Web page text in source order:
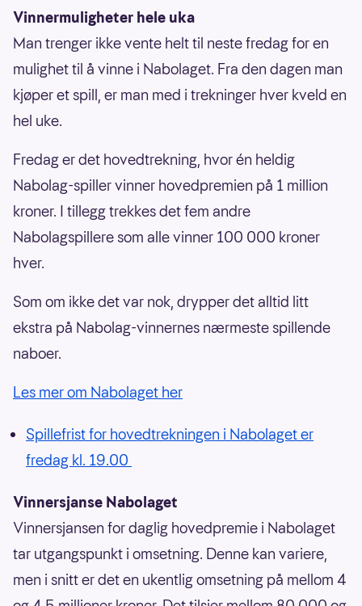
Vinnermuligheter hele uka
Man trenger ikke vente helt til neste fredag for en
mulighet til å vinne i Nabolaget. Fra den dagen man
kjøper et spill, er man med i trekninger hver kveld en
hel uke.
Fredag er det hovedtrekning, hvor én heldig
Nabolag-spiller vinner hovedpremien på 1 million
kroner. I tillegg trekkes det fem andre
Nabolagspillere som alle vinner 100 000 kroner
hver.
Som om ikke det var nok, drypper det alltid litt
ekstra på Nabolag-vinnernes nærmeste spillende
naboer.
Les mer om Nabolaget her
Spillefrist for hovedtrekningen i Nabolaget er
fredag kl. 19.00
Vinnersjanse Nabolaget
Vinnersjansen for daglig hovedpremie i Nabolaget
tar utgangspunkt i omsetning. Denne kan variere,
men i snitt er det en ukentlig omsetning på mellom 4